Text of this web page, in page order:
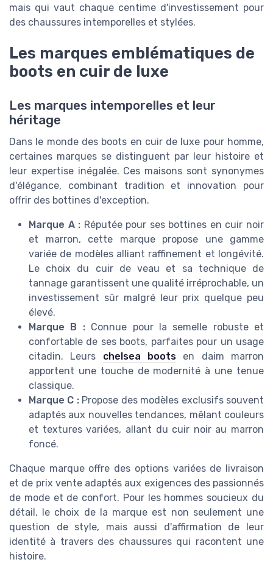
mais qui vaut chaque centime d'investissement pour
des chaussures intemporelles et stylées.
Les marques emblématiques de
boots en cuir de luxe
Les marques intemporelles et leur
héritage
Dans le monde des boots en cuir de luxe pour homme,
certaines marques se distinguent par leur histoire et
leur expertise inégalée. Ces maisons sont synonymes
d'élégance, combinant tradition et innovation pour
offrir des bottines d'exception.
Marque A : Réputée pour ses bottines en cuir noir
et marron, cette marque propose une gamme
variée de modèles alliant raffinement et longévité.
Le choix du cuir de veau et sa technique de
tannage garantissent une qualité irréprochable, un
investissement sûr malgré leur prix quelque peu
élevé.
Marque B :Connue pour la semelle robuste et
confortable de ses boots, parfaites pour un usage
citadin. Leurs chelsea boots en daim marron
apportent une touche de modernité à une tenue
classique.
Marque C :Propose des modèles exclusifs souvent
adaptés aux nouvelles tendances, mêlant couleurs
et textures variées, allant du cuir noir au marron
foncé.
Chaque marque offre des options variées de livraison
et de prix vente adaptés aux exigences des passionnés
de mode et de confort. Pour les hommes soucieux du
détail, le choix de la marque est non seulement une
question de style, mais aussi d'affirmation de leur
identité à travers des chaussures qui racontent une
histoire.